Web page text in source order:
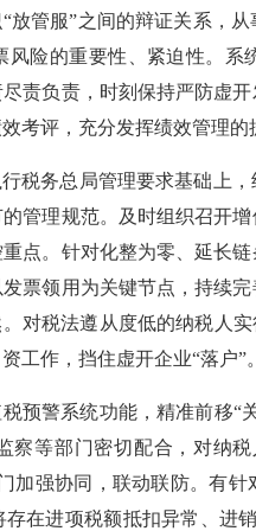
放管服”之间的辩证关系，
风险的重要性、紧迫性。系
责负责，时刻保持严防虚
考评，充分发挥绩效管理
税务总局管理要求基础上
管理规范。及时组织召开
点。针对化整为零、延长
票领用为关键节点，持续
对税法遵从度低的纳税人
工作，挡住虚开企业“落户”
预警系统功能，精准前移“
察等部门密切配合，对纳
加强协同，联动联防。有
在进项税额抵扣异常、进